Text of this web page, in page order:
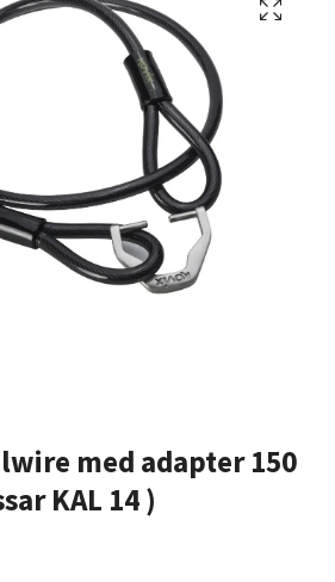
med adapter 150
KAL 14 )